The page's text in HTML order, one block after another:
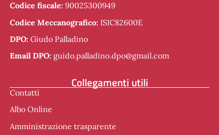
Codice fiscale: 90025300949
Codice Meccanografico: ISIC82600E
DPO: Giudo Palladino
Email DPO: guido.palladino.dpo@gmail.com
Collegamenti utili
Contatti
Albo Online
Amministrazione trasparente